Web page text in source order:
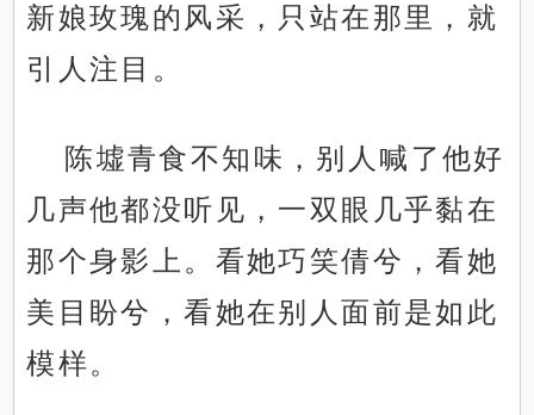
新娘玫瑰的风采，只站在那里，就
引人注目。
陈墟青食不知味，别人喊了他好
几声他都没听见，一双眼几乎黏在
那个身影上。看她巧笑倩兮，看她
美目盼兮，看她在别人面前是如此
模样。